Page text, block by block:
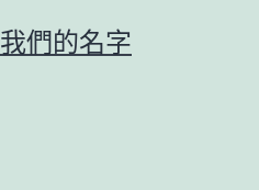
們的名字